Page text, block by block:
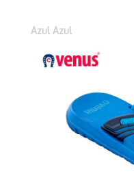
Azul Azul